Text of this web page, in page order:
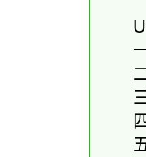
一
二
三
四
五